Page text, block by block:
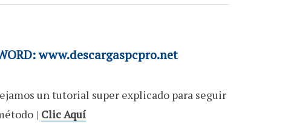
www.descargaspcpro.net
un tutorial super explicado para seguir
| Clic Aquí